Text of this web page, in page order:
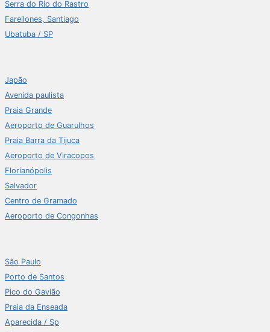
Serra do Rio do Rastro
Farellones, Santiago
Ubatuba / SP
Japão
Avenida paulista
Praia Grande
Aeroporto de Guarulhos
Praia Barra da Tijuca
Aeroporto de Viracopos
Florianópolis
Salvador
Centro de Gramado
Aeroporto de Congonhas
São Paulo
Porto de Santos
Pico do Gavião
Praia da Enseada
Aparecida / Sp